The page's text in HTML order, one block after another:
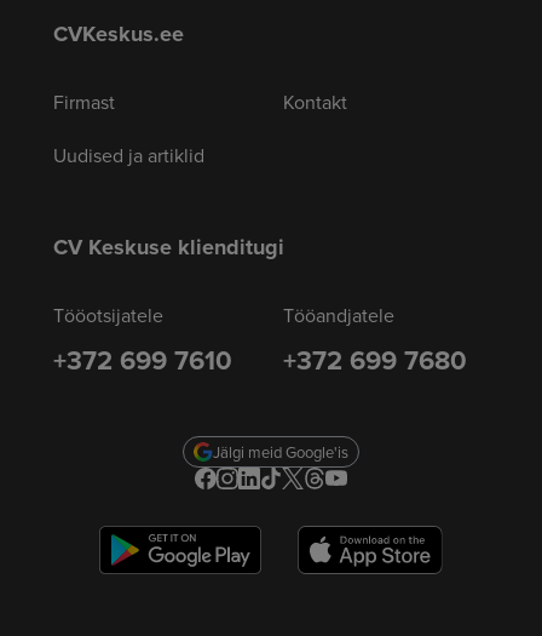
CVKeskus.ee
Firmast
Uudised ja artiklid
Kontakt
CV Keskuse klienditugi
Tööotsijatele
+372 699 7610
Tööandjatele
+372 699 7680
Jälgi meid Google'is